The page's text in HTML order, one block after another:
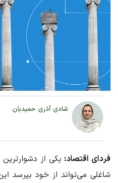
شادی آذری حمیدیان
فردای اقتصاد: یکی از
شاغلی می‌تواند از خود بپرسد